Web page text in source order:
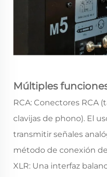
Múltiples
RCA: Conectores RCA
clavijas de phono). El
transmitir señales
método de conexión
XLR: Una interfaz